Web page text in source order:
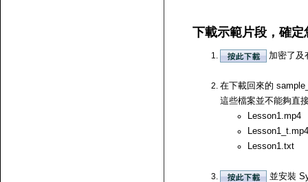
下載示範片段，確
加密了及
在下載回來的
這些檔案並不能夠直
Lesson1.mp4
Lesson1_t.mp4
Lesson1.txt
並安裝